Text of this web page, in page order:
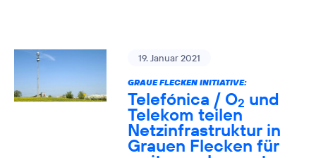
19. Januar 2021
GRAUE FLECKEN INITIATIVE:
Telefónica / O2 und
Telekom teilen
Netzinfrastruktur in
Grauen Flecken für